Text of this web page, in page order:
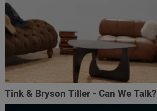
Tink & Bryson Tiller - Can We Talk?